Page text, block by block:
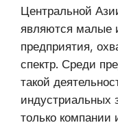
Центральной
являются малые
предприятия,
спектр. Среди
такой
индустриальных
только компании